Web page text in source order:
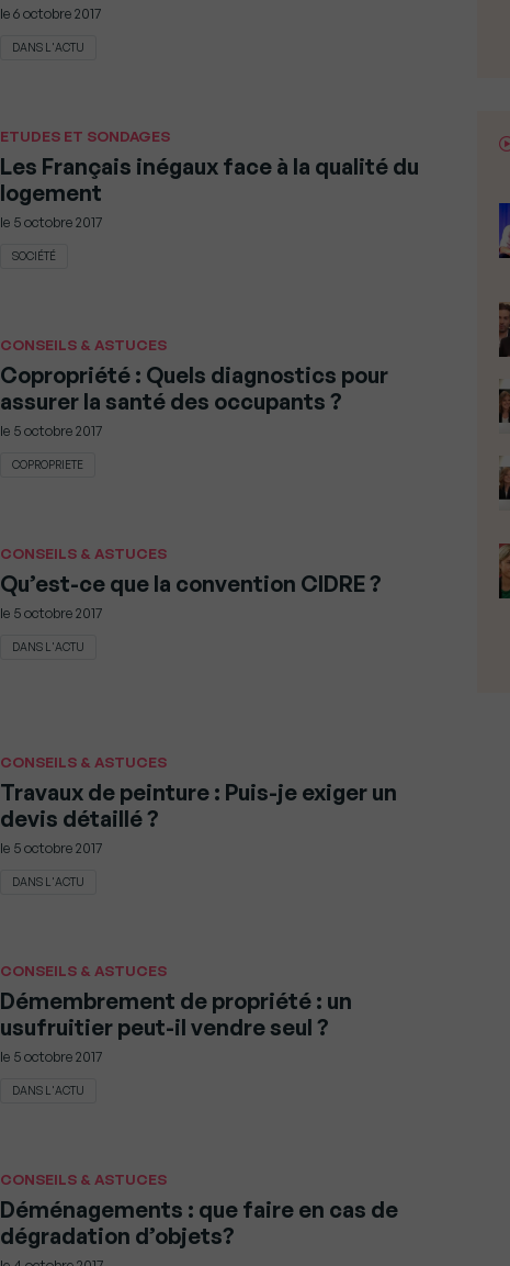
le6 octobre 2017
DANS L'ACTU
ETUDES ET SONDAGES
Les Français inégaux face à la qualité du
logement
le 5 octobre 2017
SOCIÉTÉ
CONSEILS & ASTUCES
Copropriété : Quels diagnostics pour
assurer la santé des occupants ?
le 5 octobre 2017
COPROPRIETE
CONSEILS & ASTUCES
Qu’est-ce que la convention CIDRE ?
le 5 octobre 2017
DANS L'ACTU
CONSEILS & ASTUCES
Travaux de peinture : Puis-je exiger un
devis détaillé ?
le 5 octobre 2017
DANS L'ACTU
CONSEILS & ASTUCES
Démembrement de propriété : un
usufruitier peut-il vendre seul ?
le 5 octobre 2017
DANS L'ACTU
CONSEILS & ASTUCES
Déménagements : que faire en cas de
dégradation d’objets?